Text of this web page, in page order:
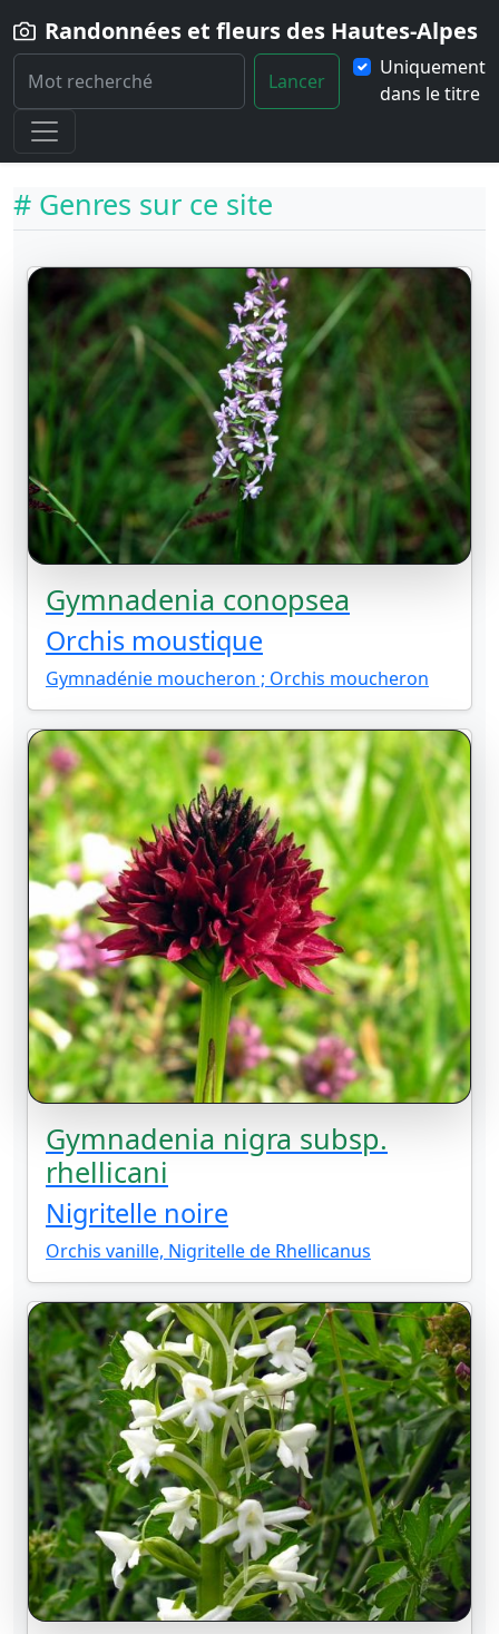
Randonnées et fleurs des Hautes-Alpes
Lancer
Uniquement
dans le titre
Home
Fleurs Genres
# Genres sur ce site
Gymnadenia conopsea
Orchis moustique
Gymnadénie moucheron ; Orchis moucheron
Gymnadenia nigra subsp.
rhellicani
Nigritelle noire
Orchis vanille, Nigritelle de Rhellicanus